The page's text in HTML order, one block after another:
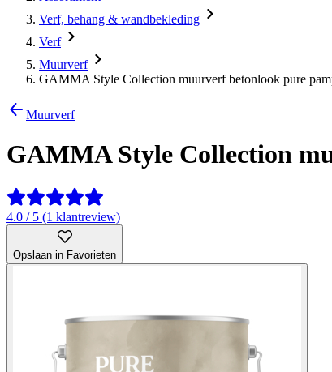
Verf, behang & wandbekleding
Verf
Muurverf
GAMMA Style Collection muurverf betonlook pure
Muurverf
GAMMA Style Collection
4.0 / 5 (1 klantreview)
Opslaan in Favorieten